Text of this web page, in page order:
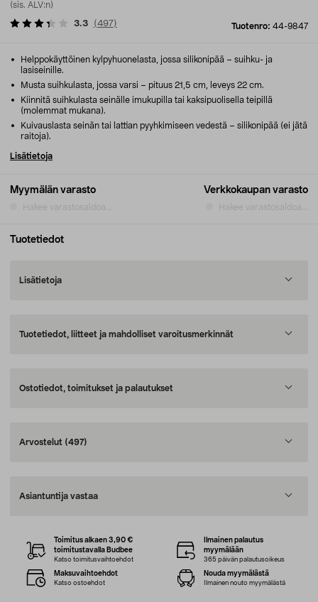
(sis. ALV:n)
Tuotenro: 44-9847
3.3 (497)
Myymälän varasto
Hakee varastosaldoa...
Verkkokaupan varasto
Hakee varastosaldoa...
Helppokäyttöinen kylpyhuonelasta, jossa silikonipää – suihku- ja
lasiseinille.
Musta suihkulasta, jossa varsi – pituus 21,5 cm, leveys 22 cm.
Kiinnitä suihkulasta seinälle imukupilla tai kaksipuolisella teipillä
(molemmat mukana).
Kuivauslasta seinän tai lattian pyyhkimiseen vedestä – silikonipää (ei jätä
raitoja).
Lisätietoja
Tuotetiedot
Lisätietoja
Tuotetiedot, liitteet ja mahdolliset varoitusmerkinnät
Ostotiedot, toimitukset ja palautukset
Arvostelut (497)
Asiantuntija vastaa
Toimitus alkaen 3,90 €
toimitustavalla Budbee
Katso toimitusvaihtoehdot
Ilmainen palautus
myymälään
365 päivän palautusoikeus
Maksuvaihtoehdot
Katso ostoehdot
Nouda myymälästä
Ilmainen nouto myymälästä